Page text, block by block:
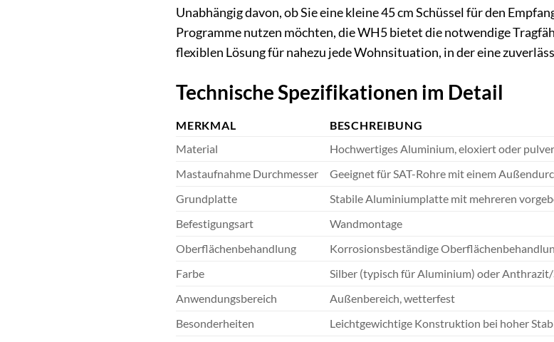
Unabhängig davon, ob Sie eine kleine 45 cm Schüssel für den
Programme nutzen möchten, die WH5 bietet die notwendige
flexiblen Lösung für nahezu jede Wohnsituation, in der eine
Technische Spezifikationen im Detail
MERKMAL
BESCHREIBUNG
Material
Hochwertiges Aluminium, eloxiert oder
Mastaufnahme Durchmesser
Geeignet für SAT-Rohre mit einem
Grundplatte
Stabile Aluminiumplatte mit mehreren
Befestigungsart
Wandmontage
Oberflächenbehandlung
Korrosionsbeständige
Farbe
Silber (typisch für Aluminium) oder
Anwendungsbereich
Außenbereich, wetterfest
Besonderheiten
Leichtgewichtige Konstruktion bei hoher